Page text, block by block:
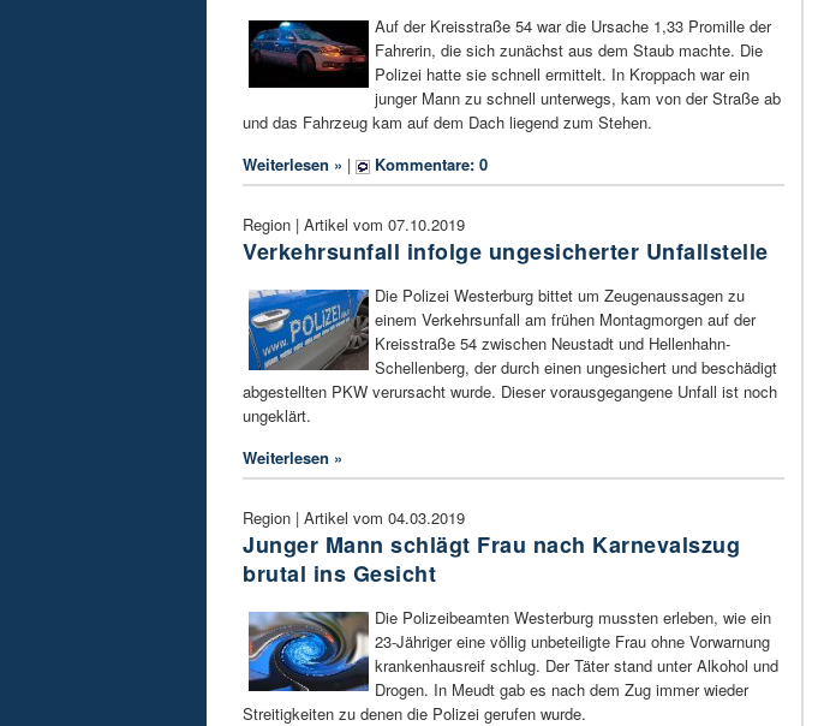
Auf der Kreisstraße 54 war die Ursache 1,33 Promille der
Fahrerin, die sich zunächst aus dem Staub machte. Die
Polizei hatte sie schnell ermittelt. In Kroppach war ein
junger Mann zu schnell unterwegs, kam von der Straße ab
und das Fahrzeug kam auf dem Dach liegend zum Stehen.
Weiterlesen » | Kommentare: 0
Region | Artikel vom 07.10.2019
Verkehrsunfall infolge ungesicherter Unfallstelle
Die Polizei Westerburg bittet um Zeugenaussagen zu
einem Verkehrsunfall am frühen Montagmorgen auf der
Kreisstraße 54 zwischen Neustadt und Hellenhahn-
Schellenberg, der durch einen ungesichert und beschädigt
abgestellten PKW verursacht wurde. Dieser vorausgegangene Unfall ist noch
ungeklärt.
Weiterlesen »
Region | Artikel vom 04.03.2019
Junger Mann schlägt Frau nach Karnevalszug
brutal ins Gesicht
Die Polizeibeamten Westerburg mussten erleben, wie ein
23-Jähriger eine völlig unbeteiligte Frau ohne Vorwarnung
krankenhausreif schlug. Der Täter stand unter Alkohol und
Drogen. In Meudt gab es nach dem Zug immer wieder
Streitigkeiten zu denen die Polizei gerufen wurde.